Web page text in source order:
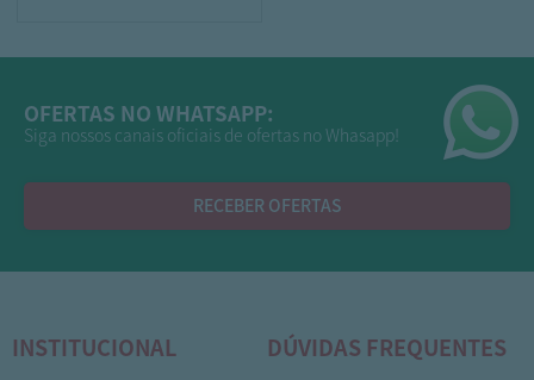
OFERTAS NO WHATSAPP:
Siga nossos canais oficiais de ofertas no Whasapp!
RECEBER OFERTAS
INSTITUCIONAL DÚVIDAS FREQUENTES